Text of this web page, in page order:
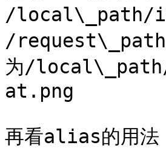
/local\_path/
/
为/
at.png
再看alias的用